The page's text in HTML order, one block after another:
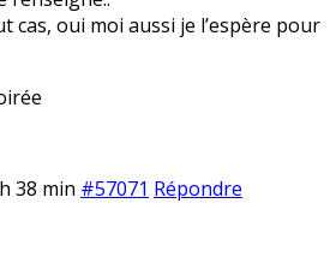
cas, oui moi aussi je l’espère pour
38 min #57071 Répondre